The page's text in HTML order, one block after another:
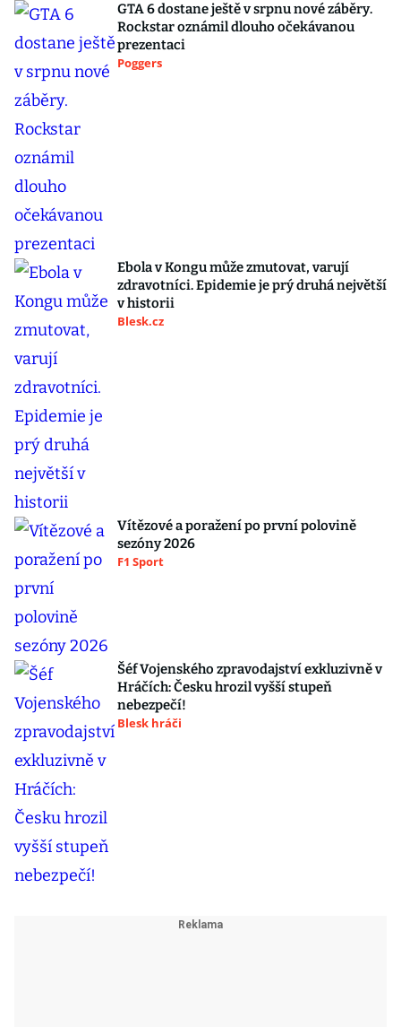
GTA 6 dostane ještě v srpnu nové záběry.
Rockstar oznámil dlouho očekávanou
prezentaci
Poggers
Ebola v Kongu může zmutovat, varují
zdravotníci. Epidemie je prý druhá největší
v historii
Blesk.cz
Vítězové a poražení po první polovině
sezóny 2026
F1 Sport
Šéf Vojenského zpravodajství exkluzivně v
Hráčích: Česku hrozil vyšší stupeň
nebezpečí!
Blesk hráči